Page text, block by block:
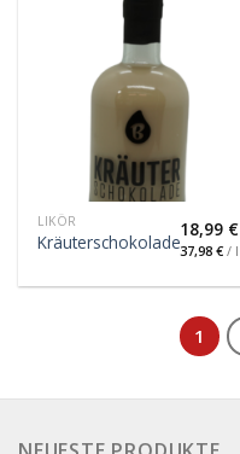
LIKÖR
Kräuterschokolade
18,99 €
37,98 €/ l
1